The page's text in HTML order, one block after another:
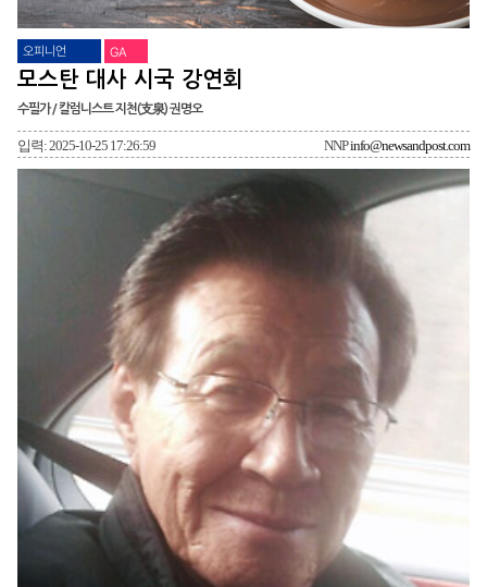
오피니언 GA
모스탄 대사 시국 강연회
수필가 / 칼럼니스트 지천(支泉) 권명오
입력: 2025-10-25 17:26:59 NNPinfo@newsandpost.com